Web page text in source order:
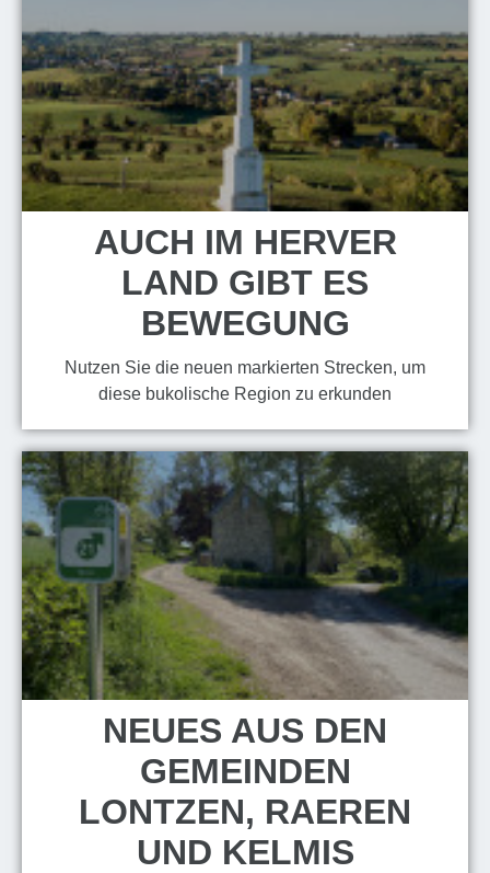
AUCH IM HERVER
LAND GIBT ES
BEWEGUNG
Nutzen Sie die neuen markierten Strecken, um
diese bukolische Region zu erkunden
NEUES AUS DEN
GEMEINDEN
LONTZEN, RAEREN
UND KELMIS